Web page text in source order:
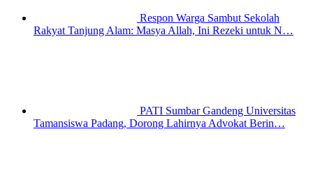
Respon Warga Sambut Sekolah
Rakyat Tanjung Alam: Masya Allah, Ini Rezeki untuk N…
PATI Sumbar Gandeng Universitas
Tamansiswa Padang, Dorong Lahirnya Advokat Berin…